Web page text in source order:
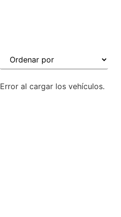
Error al cargar los vehículos.